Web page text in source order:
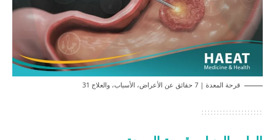
قرحة المعدة | 7 حقائق عن الأعراض، الأسباب، والعلاج 31